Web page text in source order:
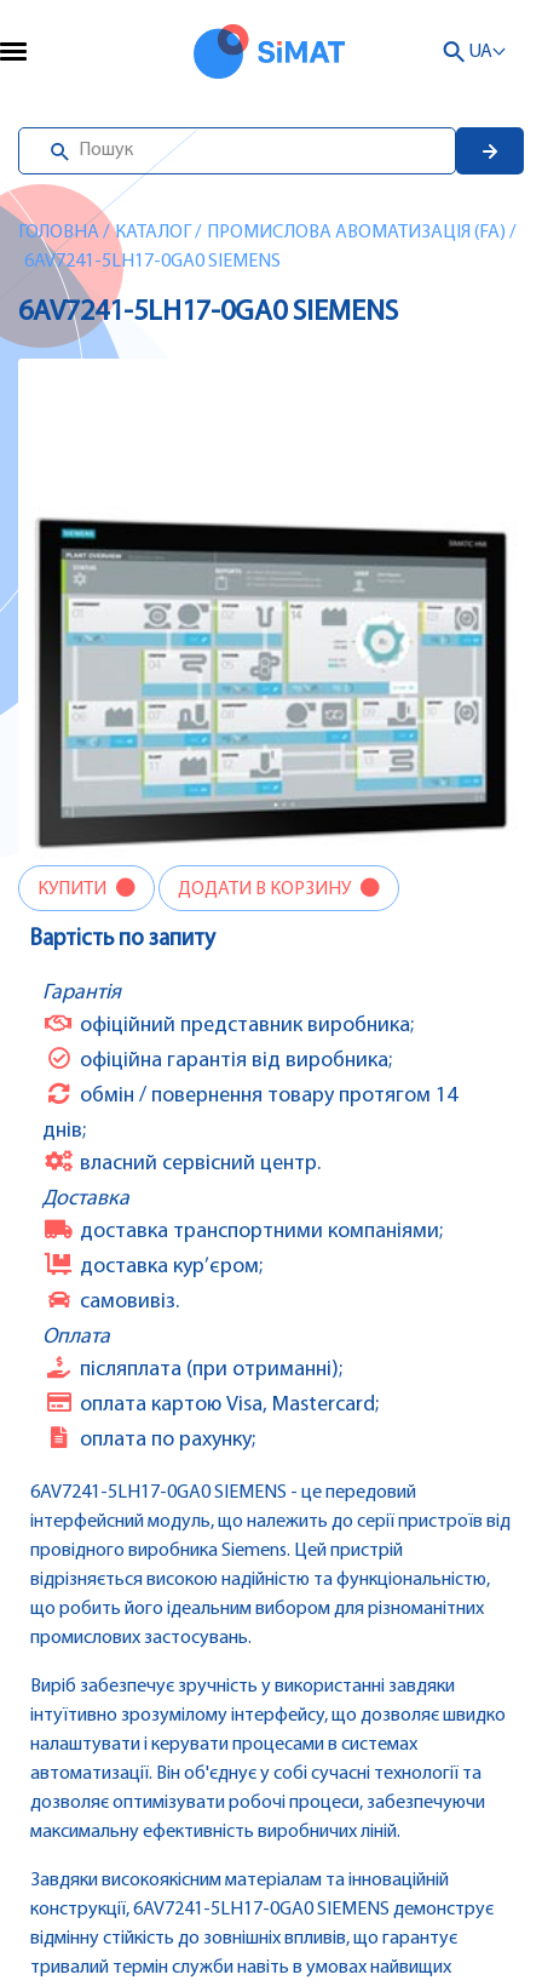
UA
ГОЛОВНА/ КАТАЛОГ / ПРОМИСЛОВА АВОМАТИЗАЦІЯ (FA) /
6AV7241-5LH17-0GA0 SIEMENS
6AV7241-5LH17-0GA0 SIEMENS
КУПИТИ ДОДАТИ В КОРЗИНУ
Вартість по запиту
Гарантія
офіційний представник виробника;
офіційна гарантія від виробника;
обмін / повернення товару протягом 14
днів;
власний сервісний центр.
Доставка
доставка транспортними компаніями;
доставка кур’єром;
самовивіз.
Оплата
післяплата (при отриманні);
оплата картою Visa, Mastercard;
оплата по рахунку;
6AV7241-5LH17-0GA0 SIEMENS - це передовий
інтерфейсний модуль, що належить до серії пристроїв від
провідного виробника Siemens. Цей пристрій
відрізняється високою надійністю та функціональністю,
що робить його ідеальним вибором для різноманітних
промислових застосувань.
Виріб забезпечує зручність у використанні завдяки
інтуїтивно зрозумілому інтерфейсу, що дозволяє швидко
налаштувати і керувати процесами в системах
автоматизації. Він об'єднує у собі сучасні технології та
дозволяє оптимізувати робочі процеси, забезпечуючи
максимальну ефективність виробничих ліній.
Завдяки високоякісним матеріалам та інноваційній
конструкції, 6AV7241-5LH17-0GA0 SIEMENS демонструє
відмінну стійкість до зовнішніх впливів, що гарантує
тривалий термін служби навіть в умовах найвищих